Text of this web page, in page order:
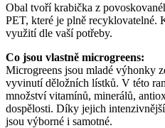
Obal tvoří krabička z
PET, které je plně recyklovatelné.
využití dle vaší potřeby.
Co jsou vlastně microgreens:
Microgreens jsou mladé výhonky
vyvinutí děložních lístků. V této
množství vitamínů, minerálů,
dospělosti. Díky jejich
jsou výborné i samotné.